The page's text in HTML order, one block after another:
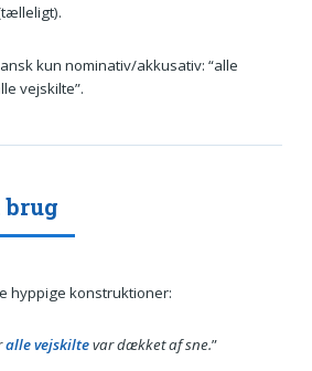
kun nominativ/akkusativ: “alle
vejskilte”.
brug
hyppige konstruktioner:
alle vejskiltevar dækket af sne.”